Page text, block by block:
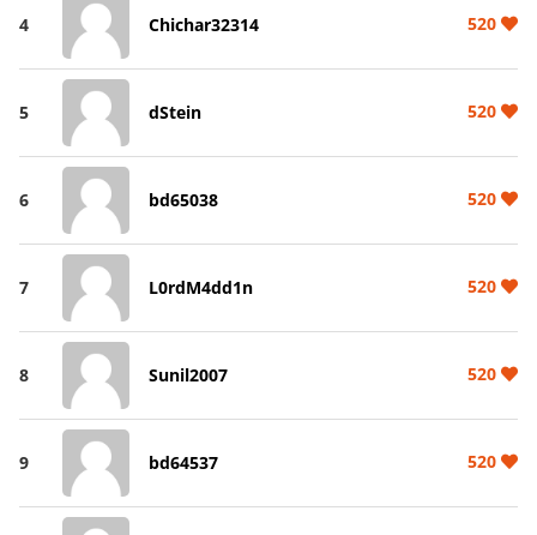
4 Chichar32314 520
5 dStein 520
6 bd65038 520
7 L0rdM4dd1n 520
8 Sunil2007 520
9 bd64537 520